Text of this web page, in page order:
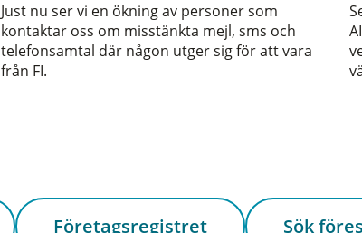
Just nu ser vi en ökning av personer som
kontaktar oss om misstänkta mejl, sms och
telefonsamtal där någon utger sig för att vara
från FI.
Företagsregistret Sök